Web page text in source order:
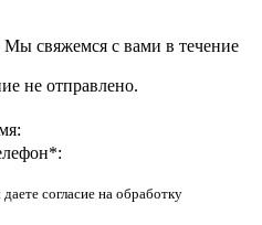
свяжемся с вами в течение
не отправлено.
*:
согласие на обработку